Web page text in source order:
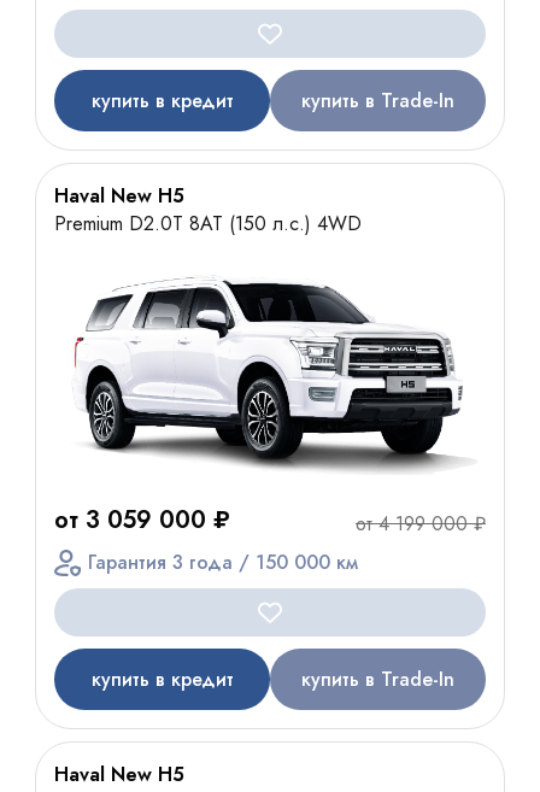
купить в кредит купить в Trade-In
Haval New H5
Premium D2.0T 8AT (150 л.с.) 4WD
от 3 059 000 ₽
от 4 199 000 ₽
Гарантия 3 года / 150 000 км
купить в кредит купить в Trade-In
Haval New H5